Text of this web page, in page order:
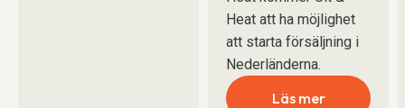
Heat att ha möjlighet
att starta försäljning i
Nederländerna.
Läs mer